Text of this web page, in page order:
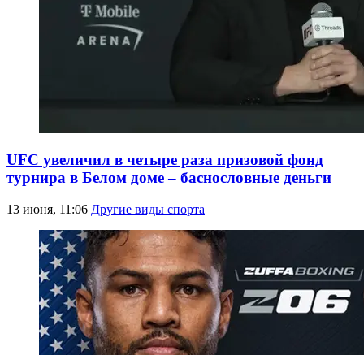
UFC увеличил в четыре раза призовой фонд
турнира в Белом доме – баснословные деньги
13 июня, 11:06 Другие виды спорта